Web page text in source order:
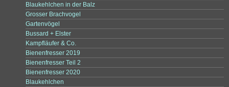
Blaukehlchen in der Balz
Grosser Brachvogel
Gartenvögel
Bussard + Elster
Kampfläufer & Co.
Bienenfresser 2019
Bienenfresser Teil 2
Bienenfresser 2020
Blaukehlchen